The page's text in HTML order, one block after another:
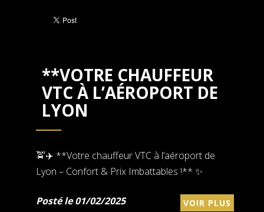
**VOTRE CHAUFFEUR
VTC À L’AÉROPORT DE
LYON
🚖✈️ **Votre chauffeur VTC à l’aéroport de
Lyon – Confort & Prix Imbattables !** ✨
Posté le 01/02/2025 VOIR PLUS